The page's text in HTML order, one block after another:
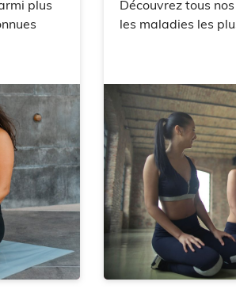
plus
Découvrez tous
les maladies les